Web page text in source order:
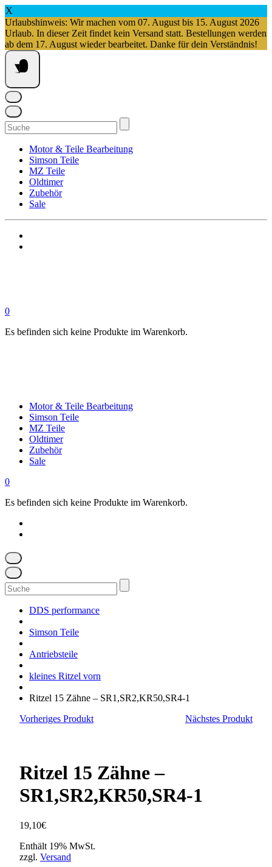
X
Urlaubshinweis: Wir machen vom 07. August bis 15. August 2026
Urlaub. In dieser Zeit findet kein Versand statt. Bestellungen werden
ab dem 17. August wieder bearbeitet. Danke für dein Verständnis!
Springe
zum
Inhalt
Suchen
nach:
Motor & Teile Bearbeitung
Simson Teile
MZ Teile
Oldtimer
Zubehör
Sale
0
Es befinden sich keine Produkte im Warenkorb.
Motor & Teile Bearbeitung
Simson Teile
MZ Teile
Oldtimer
Zubehör
Sale
0
Es befinden sich keine Produkte im Warenkorb.
Suchen
nach:
DDS performance
Simson Teile
Antriebsteile
kleines Ritzel vorn
Ritzel 15 Zähne – SR1,SR2,KR50,SR4-1
Vorheriges Produkt
Nächstes Produkt
Ritzel 15 Zähne –
SR1,SR2,KR50,SR4-1
19,10€
Enthält 19% MwSt.
zzgl. Versand